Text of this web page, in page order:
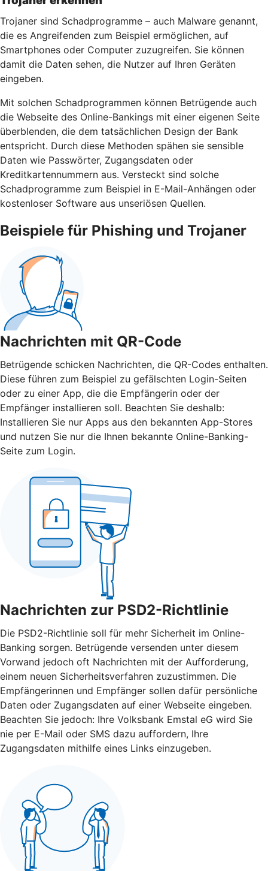
Trojaner sind Schadprogramme – auch Malware genannt,
die es Angreifenden zum Beispiel ermöglichen, auf
Smartphones oder Computer zuzugreifen. Sie können
damit die Daten sehen, die Nutzer auf Ihren Geräten
eingeben.
Mit solchen Schadprogrammen können Betrügende auch
die Webseite des Online-Bankings mit einer eigenen Seite
überblenden, die dem tatsächlichen Design der Bank
entspricht. Durch diese Methoden spähen sie sensible
Daten wie Passwörter, Zugangsdaten oder
Kreditkartennummern aus. Versteckt sind solche
Schadprogramme zum Beispiel in E-Mail-Anhängen oder
kostenloser Software aus unseriösen Quellen.
Beispiele für Phishing und Trojaner
Nachrichten mit QR-Code
Betrügende schicken Nachrichten, die QR-Codes enthalten.
Diese führen zum Beispiel zu gefälschten Login-Seiten
oder zu einer App, die die Empfängerin oder der
Empfänger installieren soll. Beachten Sie deshalb:
Installieren Sie nur Apps aus den bekannten App-Stores
und nutzen Sie nur die Ihnen bekannte Online-Banking-
Seite zum Login.
Nachrichten zur PSD2-Richtlinie
Die PSD2-Richtlinie soll für mehr Sicherheit im Online-
Banking sorgen. Betrügende versenden unter diesem
Vorwand jedoch oft Nachrichten mit der Aufforderung,
einem neuen Sicherheitsverfahren zuzustimmen. Die
Empfängerinnen und Empfänger sollen dafür persönliche
Daten oder Zugangsdaten auf einer Webseite eingeben.
Beachten Sie jedoch: Ihre Volksbank Emstal eG wird Sie
nie per E-Mail oder SMS dazu auffordern, Ihre
Zugangsdaten mithilfe eines Links einzugeben.